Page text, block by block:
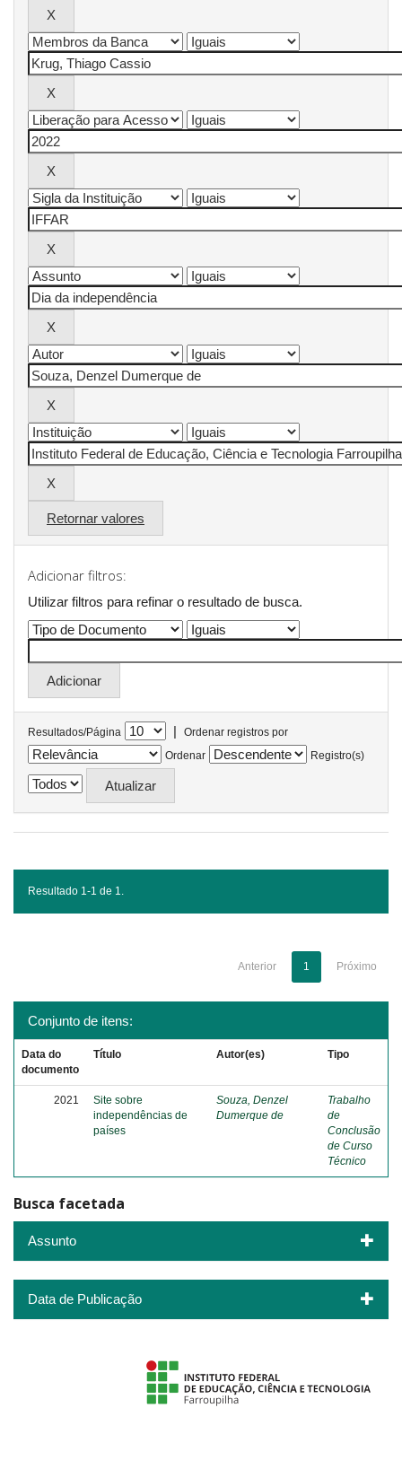
Retornar valores
Adicionar filtros:
Utilizar filtros para refinar o resultado de busca.
Resultados/Página |
Ordenar registros por
Ordenar
Registro(s)
Resultado 1-1 de 1.
Anterior 1 Próximo
Conjunto de itens:
Data do
documento
Título Autor(es) Tipo
2021
Site sobre
independências de
países
Souza, Denzel
Dumerque de
Trabalho
de
Conclusão
de Curso
Técnico
Busca facetada
Assunto
Data de Publicação